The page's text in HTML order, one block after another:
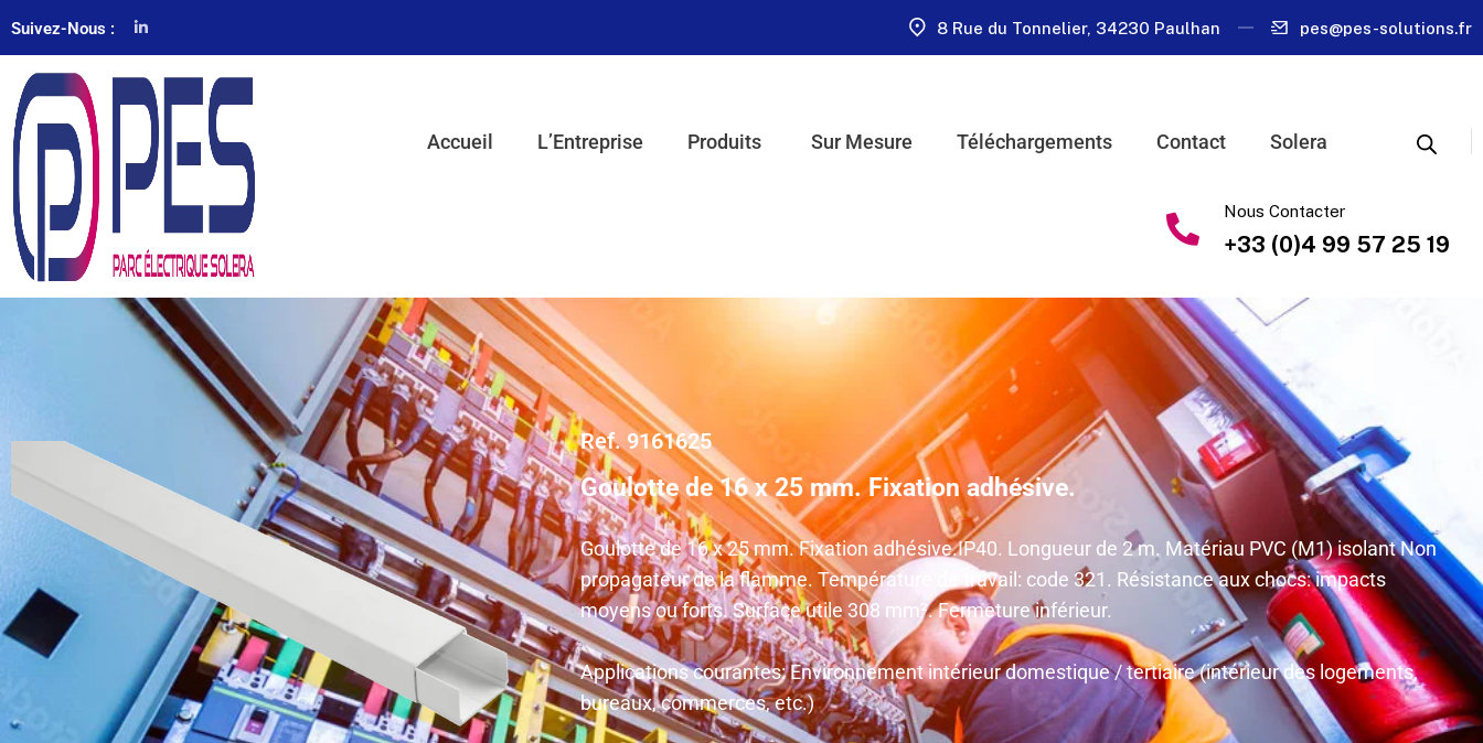
Suivez-Nous : 8 Rue du Tonnelier, 34230 Paulhan pes@pes-solutions.fr
Accueil L’Entreprise Produits Sur Mesure Téléchargements Contact Solera
Nous Contacter
+33 (0)4 99 57 25 19
Ref. 9161625
Goulotte de 16 x 25 mm. Fixation adhésive.
Goulotte de 16 x 25 mm. Fixation adhésive.IP40. Longueur de 2 m. Matériau PVC (M1) isolant Non
propagateur de la flamme. Température de travail: code 321. Résistance aux chocs: impacts
moyens ou forts. Surface utile 308 mm². Fermeture inférieur.
Applications courantes: Environnement intérieur domestique / tertiaire (intérieur des logements,
bureaux, commerces, etc.)